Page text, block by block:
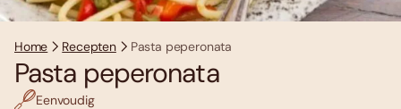
Home Recepten Pasta peperonata
Pasta peperonata
Eenvoudig